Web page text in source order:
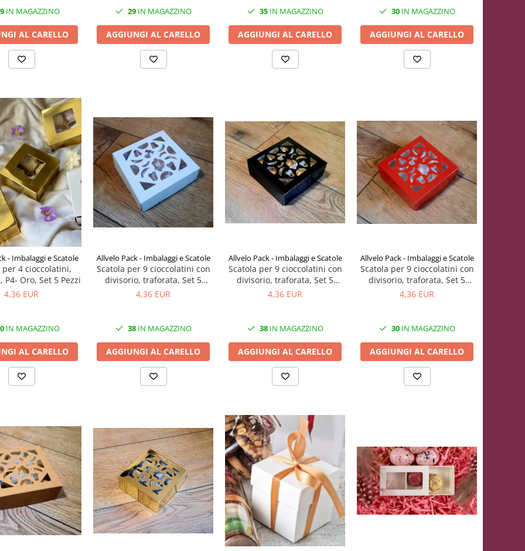
IN MAGAZZINO
AL CARELLO
29IN MAGAZZINO
AGGIUNGI AL CARELLO
35IN MAGAZZINO
AGGIUNGI AL CARELLO
30IN MAGAZZINO
AGGIUNGI AL CARELLO
- Imbalaggi e Scatole
per 4 cioccolatini,
P4- Oro, Set 5 Pezzi
4,36 EUR
IN MAGAZZINO
AL CARELLO
Allvelo Pack - Imbalaggi e Scatole
Scatola per 9 cioccolatini con
divisorio, traforata, Set 5
Pezzi, Codice P5- Bianco
4,36 EUR
38IN MAGAZZINO
AGGIUNGI AL CARELLO
Allvelo Pack - Imbalaggi e Scatole
Scatola per 9 cioccolatini con
divisorio, traforata, Set 5
Pezzi, P5- Nero
4,36 EUR
38IN MAGAZZINO
AGGIUNGI AL CARELLO
Allvelo Pack - Imbalaggi e Scatole
Scatola per 9 cioccolatini con
divisorio, traforata, Set 5
Pezzi, P5- Rosso
4,36 EUR
30IN MAGAZZINO
AGGIUNGI AL CARELLO